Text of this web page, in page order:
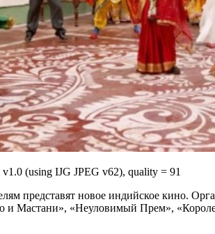
(using IJG JPEG v62), quality = 91
представят новое индийское кино.
и Мастани», «Неуловимый Прем»,